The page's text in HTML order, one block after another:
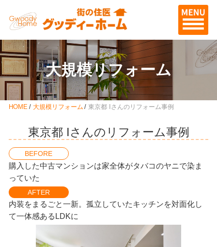
大規模リフォーム
HOME 大規模リフォーム 東京都 Iさんのリフォーム事例
東京都 Iさんのリフォーム事例
BEFORE
購入した中古マンションは家全体がタバコのヤニで染ま
っていた
AFTER
内装をまるごと一新。孤立していたキッチンを対面化し
て一体感あるLDKに